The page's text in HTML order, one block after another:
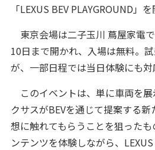
「LEXUS BEV PLAYGROUND」
東京会場は二子玉川 蔦屋家電
10日まで開かれ、入場は無料。
が、一部日程では当日体験にも対
このイベントは、単に車両を
クサスがBEVを通じて提案する
想に触れてもらうことを狙った
ンテンツを体験しながら、